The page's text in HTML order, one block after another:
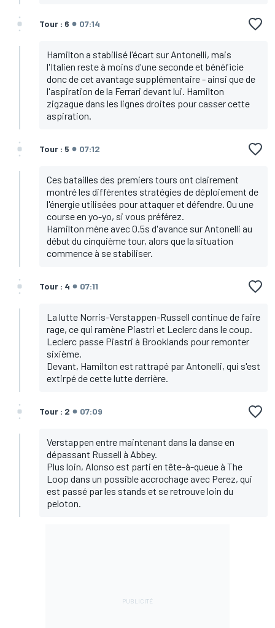
Tour : 6 07:14
Hamilton a stabilisé l'écart sur Antonelli, mais
l'Italien reste à moins d'une seconde et bénéficie
donc de cet avantage supplémentaire - ainsi que de
l'aspiration de la Ferrari devant lui. Hamilton
zigzague dans les lignes droites pour casser cette
aspiration.
Tour : 5 07:12
Ces batailles des premiers tours ont clairement
montré les différentes stratégies de déploiement de
l'énergie utilisées pour attaquer et défendre. Ou une
course en yo-yo, si vous préférez.
Hamilton mène avec 0.5s d'avance sur Antonelli au
début du cinquième tour, alors que la situation
commence à se stabiliser.
Tour : 4 07:11
La lutte Norris-Verstappen-Russell continue de faire
rage, ce qui ramène Piastri et Leclerc dans le coup.
Leclerc passe Piastri à Brooklands pour remonter
sixième.
Devant, Hamilton est rattrapé par Antonelli, qui s'est
extirpé de cette lutte derrière.
Tour : 2 07:09
Verstappen entre maintenant dans la danse en
dépassant Russell à Abbey.
Plus loin, Alonso est parti en tête-à-queue à The
Loop dans un possible accrochage avec Perez, qui
est passé par les stands et se retrouve loin du
peloton.